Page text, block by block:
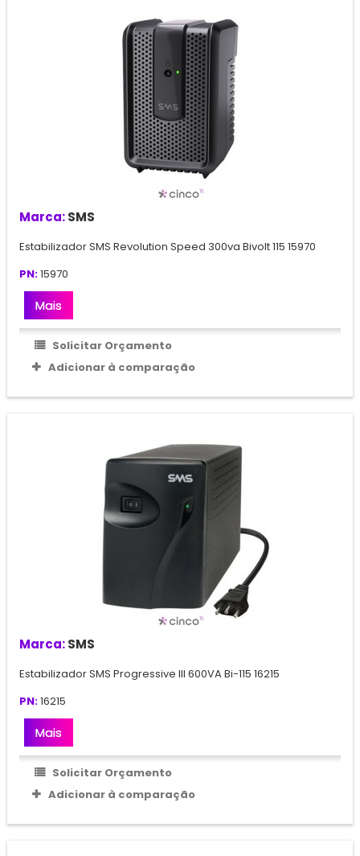
Marca:SMS
Estabilizador SMS Revolution Speed 300va Bivolt 115 15970
PN:15970
Mais
Solicitar Orçamento
Adicionar à comparação
Marca:SMS
Estabilizador SMS Progressive III 600VA Bi-115 16215
PN:16215
Mais
Solicitar Orçamento
Adicionar à comparação